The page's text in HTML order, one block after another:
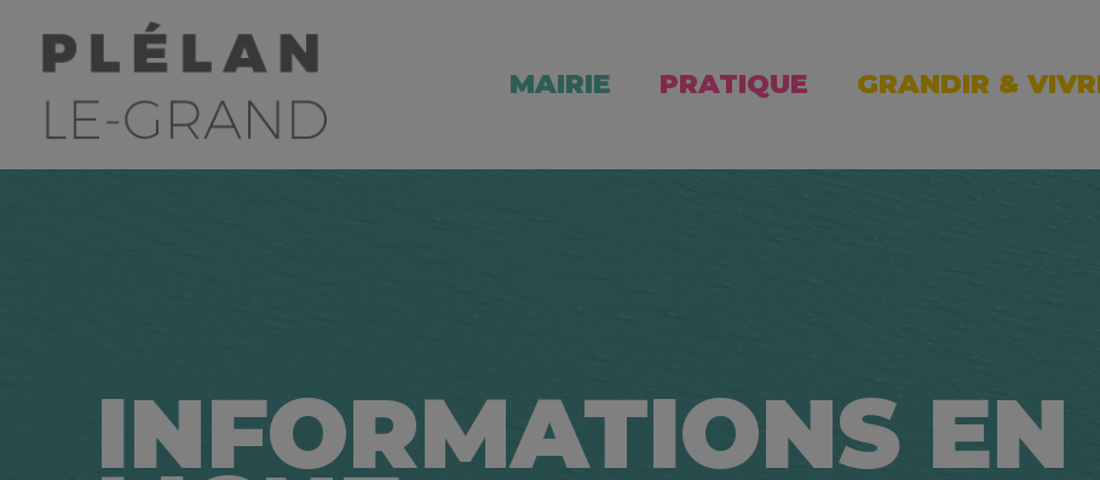
MAIRIE PRATIQUE GRANDIR &
INFORMATIONS EN